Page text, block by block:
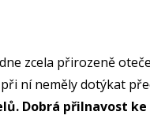
zcela přirozeně
ní neměly dotýkat
Dobrá přilnavost